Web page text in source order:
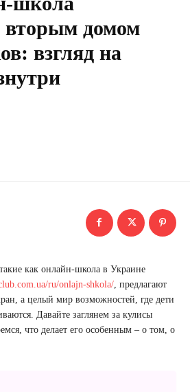
вторым домом
взгляд на
как онлайн-школа в Украине
ru/onlajn-shkola/ , предлагают
а целый мир возможностей, где дети
Давайте заглянем за кулисы
что делает его особенным – о том, о